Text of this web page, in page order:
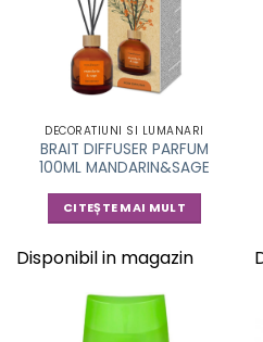
DECORATIUNI SI LUMANARI
BRAIT DIFFUSER PARFUM
100ML MANDARIN&SAGE
CITEȘTE MAI MULT
Disponibil in magazin